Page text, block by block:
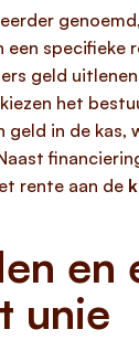
een specifieke
geld
het
geld in de
rente aan de
en
unie